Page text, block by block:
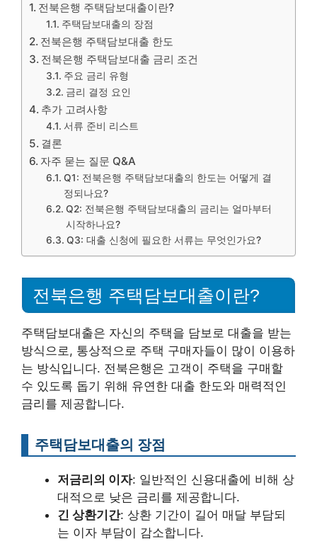
전북은행 주택담보대출이란?
주택담보대출의 장점
전북은행 주택담보대출 한도
전북은행 주택담보대출 금리 조건
주요 금리 유형
금리 결정 요인
추가 고려사항
서류 준비 리스트
결론
자주 묻는 질문 Q&A
Q1: 전북은행 주택담보대출의 한도는 어떻게 결
정되나요?
Q2: 전북은행 주택담보대출의 금리는 얼마부터
시작하나요?
Q3: 대출 신청에 필요한 서류는 무엇인가요?
전북은행 주택담보대출이란?
주택담보대출은 자신의 주택을 담보로 대출을 받는
방식으로, 통상적으로 주택 구매자들이 많이 이용하
는 방식입니다. 전북은행은 고객이 주택을 구매할
수 있도록 돕기 위해 유연한 대출 한도와 매력적인
금리를 제공합니다.
주택담보대출의 장점
저금리의 이자: 일반적인 신용대출에 비해 상
대적으로 낮은 금리를 제공합니다.
긴 상환기간: 상환 기간이 길어 매달 부담되
는 이자 부담이 감소합니다.